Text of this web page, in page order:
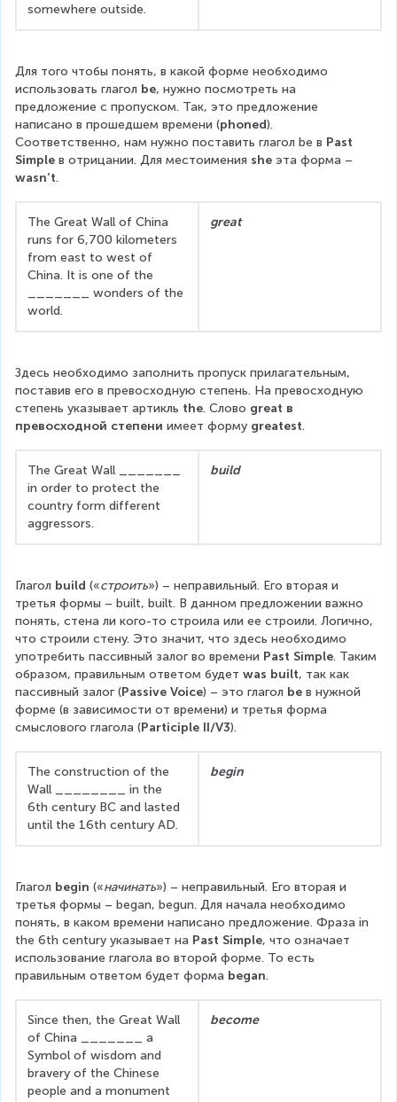
somewhere outside.
Для того чтобы понять, в какой форме необходимо
использовать глагол be, нужно посмотреть на
предложение с пропуском. Так, это предложение
написано в прошедшем времени (phoned).
Соответственно, нам нужно поставить глагол be в Past
Simple в отрицании. Для местоимения she эта форма –
wasn’t.
The Great Wall of China
runs for 6,700 kilometers
from east to west of
China. It is one of the
_______ wonders of the
world.
great
Здесь необходимо заполнить пропуск прилагательным,
поставив его в превосходную степень. На превосходную
степень указывает артикль the. Слово great в
превосходной степени имеет форму greatest.
The Great Wall _______
in order to protect the
country form different
aggressors.
build
Глагол build («строить») – неправильный. Его вторая и
третья формы – built, built. В данном предложении важно
понять, стена ли кого-то строила или ее строили. Логично,
что строили стену. Это значит, что здесь необходимо
употребить пассивный залог во времени Past Simple. Таким
образом, правильным ответом будет was built, так как
пассивный залог (Passive Voice) – это глагол be в нужной
форме (в зависимости от времени) и третья форма
смыслового глагола (Participle II/V3).
The construction of the
Wall ________ in the
6th century BC and lasted
until the 16th century AD.
begin
Глагол begin («начинать») – неправильный. Его вторая и
третья формы – began, begun. Для начала необходимо
понять, в каком времени написано предложение. Фраза in
the 6th century указывает на Past Simple, что означает
использование глагола во второй форме. То есть
правильным ответом будет форма began.
Since then, the Great Wall
of China _______ a
Symbol of wisdom and
bravery of the Chinese
people and a monument
become